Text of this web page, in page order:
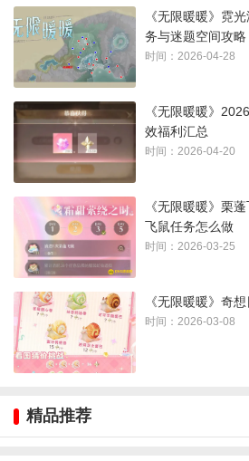
《无限暖暖》落石谷纪念之章位置图解
1、传送到小石树田村左边的落石谷
2、然后往山上走，到海豹处
《无限暖暖》霓
务与迷题空间攻略
时间：2026-04-28
《无限暖暖》
效福利汇总
时间：2026-04-20
《无限暖暖》栗
飞鼠任务怎么做
时间：2026-03-25
《无限暖暖》奇
时间：2026-03-08
精品推荐